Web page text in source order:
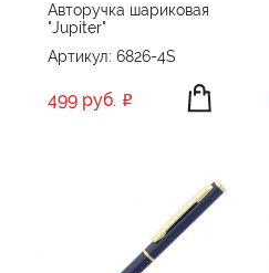
Авторучка шариковая
"Jupiter"
Артикул: 6826-4S
499 руб.